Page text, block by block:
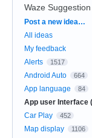
Waze
Categories
Post a new idea…
All ideas
My feedback
Alerts
1517
Android Auto 664
App language 84
App user Interface
Car Play 452
Map display 1106